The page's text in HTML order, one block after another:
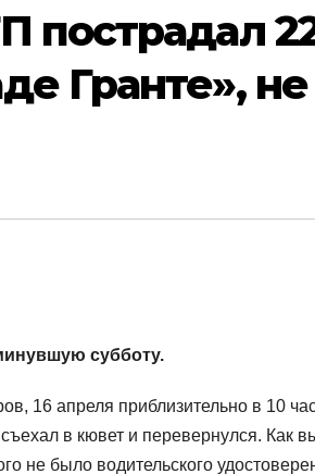
пострадал
Гранте», не
субботу.
16 апреля приблизительно в 10
в кювет и перевернулся. Как
не было водительского